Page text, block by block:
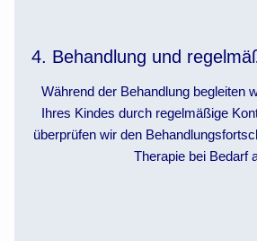
4. Behandlung und
Während der Behandlung begleiten
Ihres Kindes durch regelmäßige
überprüfen wir den
Therapie bei Bedarf